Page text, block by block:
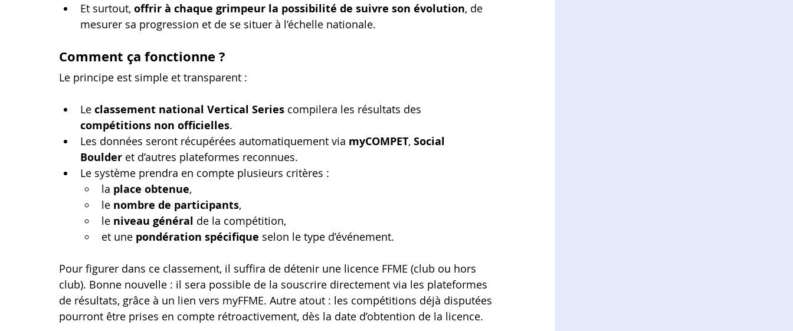
Et surtout, offrir à chaque grimpeur la possibilité de suivre son évolution, de
mesurer sa progression et de se situer à l’échelle nationale.
Comment ça fonctionne ?
Le principe est simple et transparent :
Le classement national Vertical Series compilera les résultats des
compétitions non officielles.
Les données seront récupérées automatiquement via myCOMPET, Social
Boulder et d’autres plateformes reconnues.
Le système prendra en compte plusieurs critères :
la place obtenue,
le nombre de participants,
le niveau général de la compétition,
et une pondération spécifique selon le type d’événement.
Pour figurer dans ce classement, il suffira de détenir une licence FFME (club ou hors
club). Bonne nouvelle : il sera possible de la souscrire directement via les plateformes
de résultats, grâce à un lien vers myFFME. Autre atout : les compétitions déjà disputées
pourront être prises en compte rétroactivement, dès la date d’obtention de la licence.